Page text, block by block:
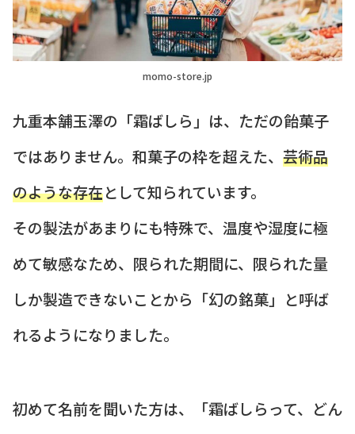
momo-store.jp
九重本舗玉澤の「霜ばしら」は、ただの飴菓子
ではありません。和菓子の枠を超えた、 芸術品
のような存在として知られています。
その製法があまりにも特殊で、温度や湿度に極
めて敏感なため、限られた期間に、限られた量
しか製造できないことから「幻の銘菓」と呼ば
れるようになりました。
初めて名前を聞いた方は、「霜ばしらって、どん